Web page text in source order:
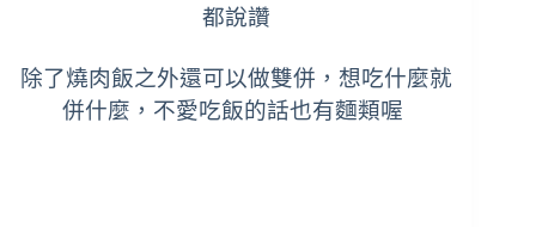
都說讚
除了燒肉飯之外還可以做雙併，想吃什麼就
併什麼，不愛吃飯的話也有麵類喔